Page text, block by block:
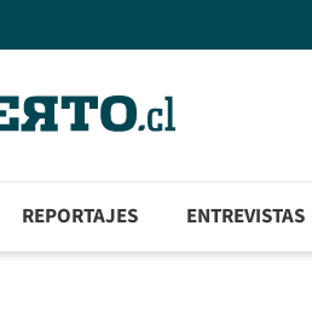
REPORTAJES ENTREVISTAS